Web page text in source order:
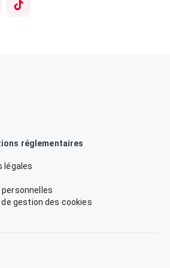
réglementaires
légales
personnelles
de gestion des cookies